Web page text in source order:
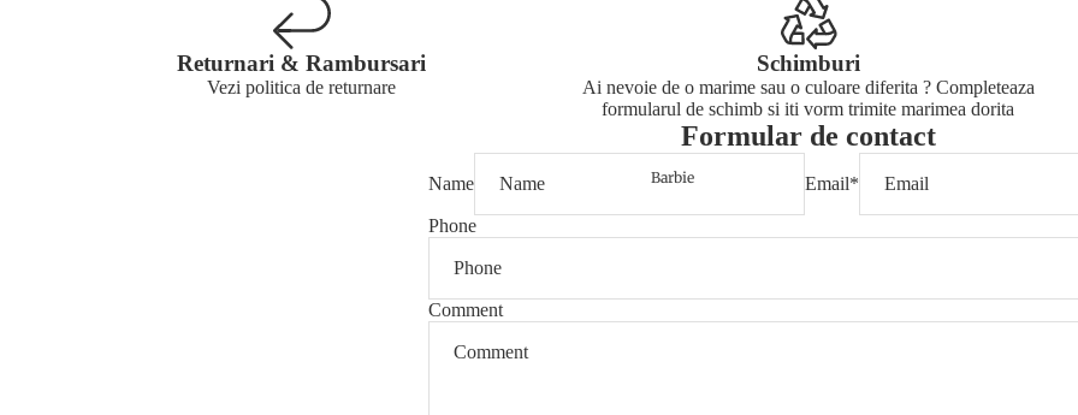
Barbie
Returnari & Rambursari
Vezi politica de returnare
Schimburi
Ai nevoie de o marime sau o culoare diferita ? Completeaza
formularul de schimb si iti vorm trimite marimea dorita
Formular de contact
Name Email*
Phone
Comment